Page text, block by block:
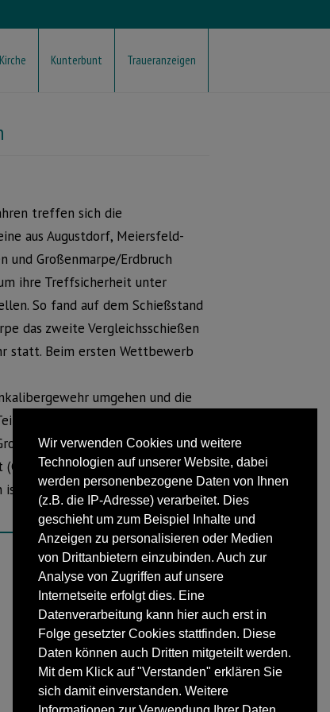
Wir verwenden Cookies und weitere
Technologien auf unserer Website, dabei
werden personenbezogene Daten von Ihnen
(z.B. die IP-Adresse) verarbeitet. Dies
geschieht um zum Beispiel Inhalte und
Anzeigen zu personalisieren oder Medien
von Drittanbietern einzubinden. Auch zur
Analyse von Zugriffen auf unsere
Internetseite erfolgt dies. Eine
Datenverarbeitung kann hier auch erst in
Folge gesetzter Cookies stattfinden. Diese
Daten können auch Dritten mitgeteilt werden.
Mit dem Klick auf "Verstanden" erklären Sie
sich damit einverstanden. Weitere
Kirche Kunterbunt Traueranzeigen
treffen sich die
aus Augustdorf, Meiersfeld-
und Großenmarpe/Erdbruch
ihre Treffsicherheit unter
So fand auf dem Schießstand
das zweite Vergleichsschießen
statt. Beim ersten Wettbewerb
umgehen und die
wurde der beste König
der beste Senior
und die beste
ist für den 24. September in
NÄCHSTER BEITRAG
Kurzschluss war die Ursache